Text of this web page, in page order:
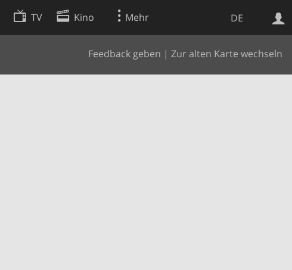
DE
TV Kino Mehr
Feedback geben | Zur alten Karte wechseln
Websuche